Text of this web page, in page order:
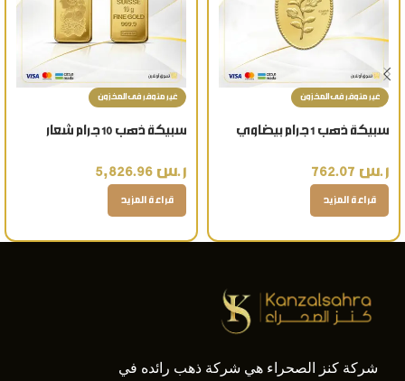
غير متوفر فى المخزون
سبيكة ذهب 1 جرام بيضاوي
ر.س
قراءة المزيد
غير متوفر فى المخزون
سبيكة ذهب 10 جرام شعار
ذهبي فاخر
ر.س
قراءة المزيد
شركة كنز الصحراء هي شركة ذهب رائده في